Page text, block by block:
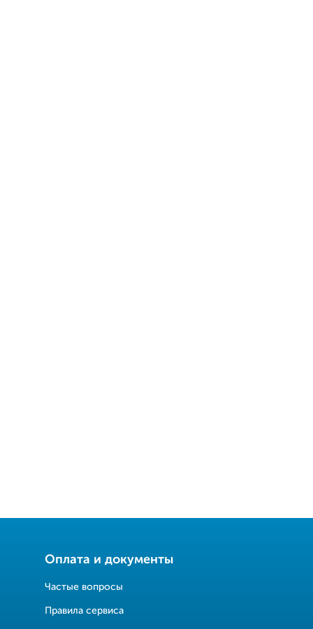
Оплата и документы
Частые вопросы
Правила сервиса